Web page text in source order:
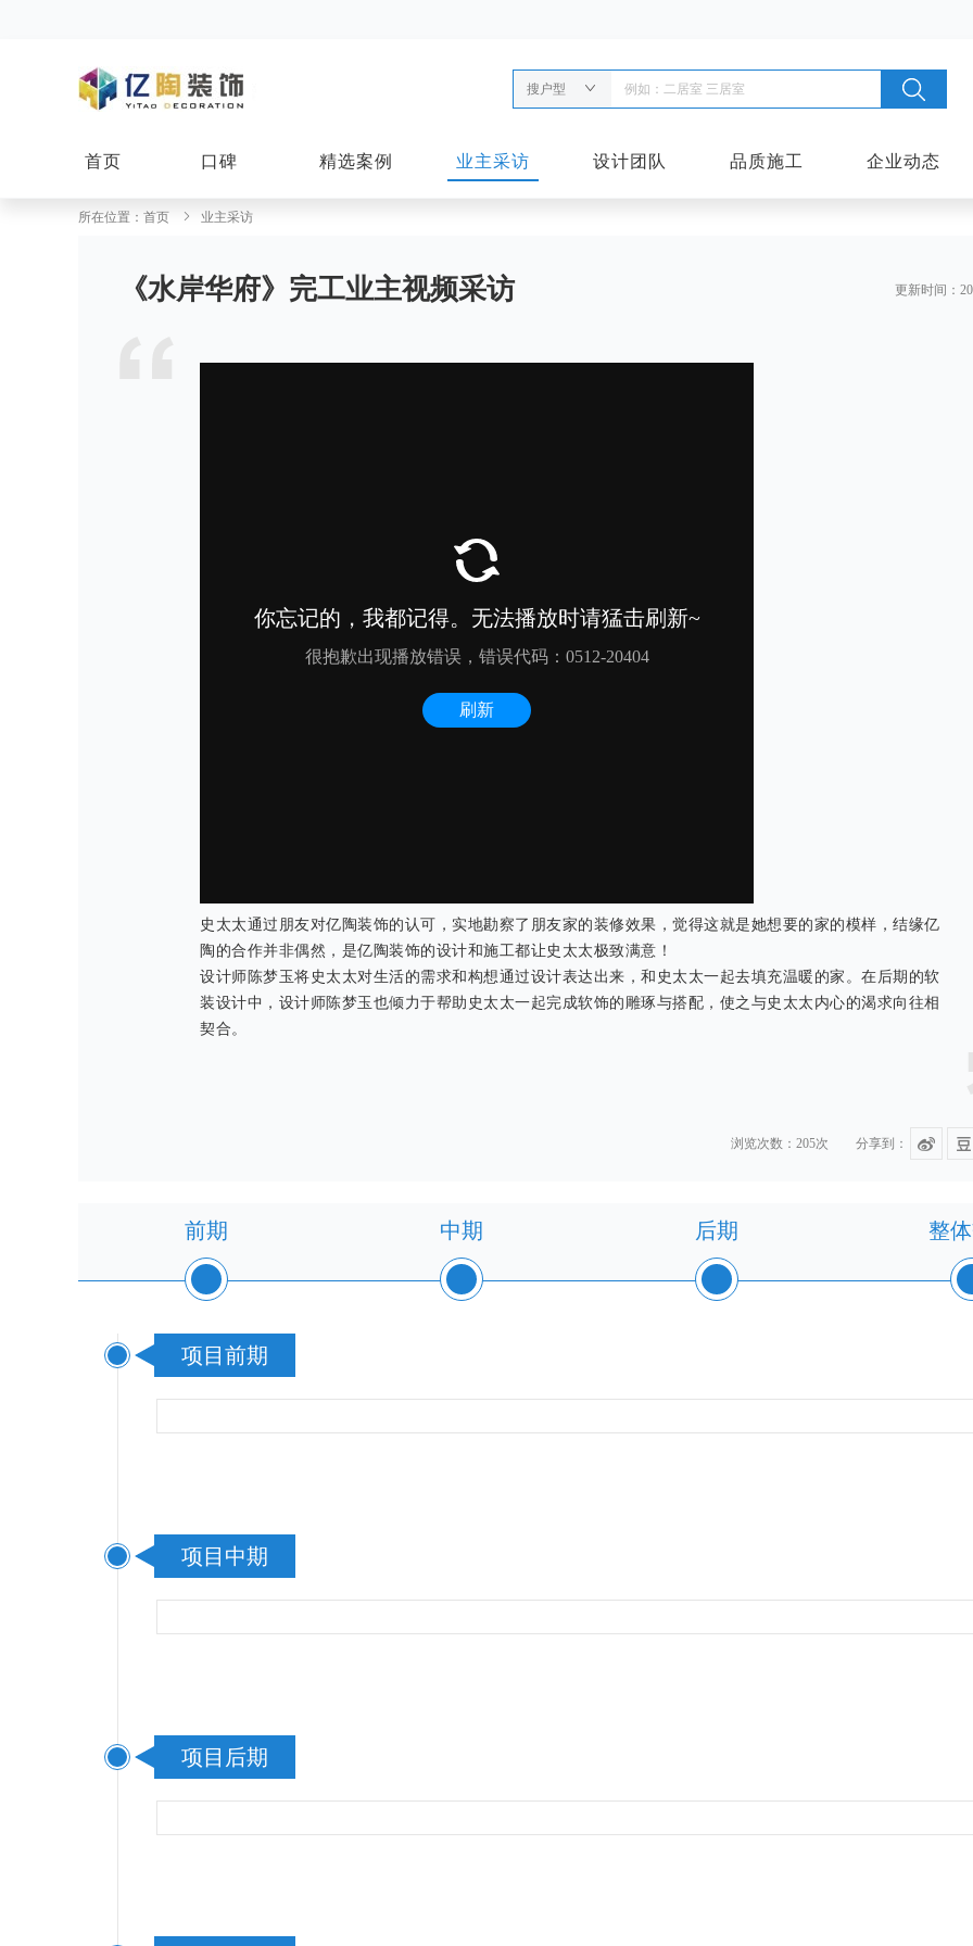
搜户型
首页 口碑 精选案例 业主采访 设计团队 品质施工 企业动态
所在位置： 首页 业主采访
《水岸华府》完工业主视频采访 更新时间：
史太太通过朋友对亿陶装饰的认可，实地勘察了朋友家的装修效果，觉得这就是她想要的家的模样，结缘亿
陶的合作并非偶然，是亿陶装饰的设计和施工都让史太太极致满意！
设计师陈梦玉将史太太对生活的需求和构想通过设计表达出来，和史太太一起去填充温暖的家。在后期的软
装设计中，设计师陈梦玉也倾力于帮助史太太一起完成软饰的雕琢与搭配，使之与史太太内心的渴求向往相
契合。
分享到：
浏览次数：205次
前期 中期 后期 整
项目前期
项目中期
项目后期